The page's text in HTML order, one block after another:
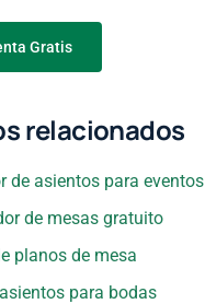
Gratis
relacionados
de asientos para eventos
de mesas gratuito
planos de mesa
para bodas